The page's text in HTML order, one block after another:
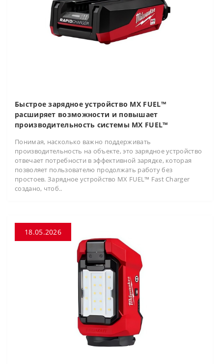
Быстрое зарядное устройство MX FUEL™
расширяет возможности и повышает
производительность системы MX FUEL™
Понимая, насколько важно поддерживать
производительность на объекте, это зарядное устройство
отвечает потребности в эффективной зарядке, которая
позволяет пользователю продолжать работу без
простоев. Зарядное устройство MX FUEL™ Fast Charger
создано, чтоб..
18.05.2026